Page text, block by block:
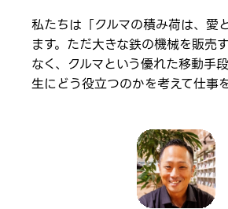
私たちは「クルマの積み荷は、愛
ます。ただ大きな鉄の機械を販売
なく、クルマという優れた移動手
生にどう役立つのかを考えて仕事を